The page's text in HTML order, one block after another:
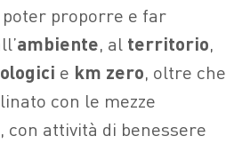
proporre e far
ambiente, al territorio,
e km zero, oltre che
con le mezze
con attività di benessere